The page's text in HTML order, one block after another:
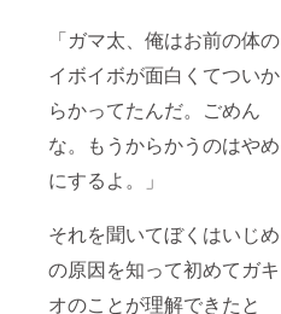
「ガマ太、俺はお前の体の
イボイボが面白くてついか
らかってたんだ。ごめん
な。もうからかうのはやめ
にするよ。」
それを聞いてぼくはいじめ
の原因を知って初めてガキ
オのことが理解できたと